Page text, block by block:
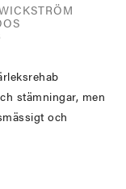
stämningar, men
och